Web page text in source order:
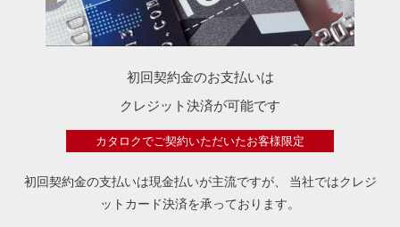
初回契約金のお支払いは
クレジット決済が可能です
カタロクでご契約いただいたお客様限定
初回契約金の支払いは現金払いが主流ですが、
当社ではクレジ
ットカード決済を承っております。